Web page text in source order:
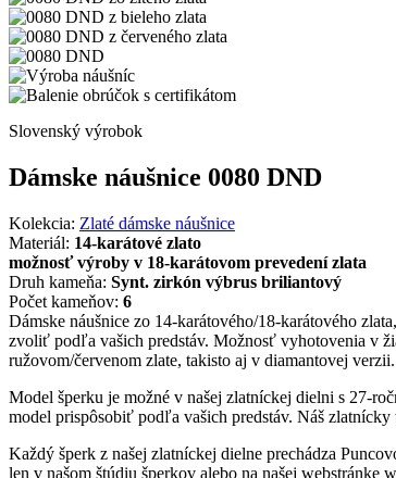
Slovenský výrobok
Dámske náušnice 0080 DND
Kolekcia: Zlaté dámske náušnice
Materiál: 14-karátové zlato
možnosť výroby v 18-karátovom prevedení zlata
Druh kameňa: Synt. zirkón výbrus briliantový
Počet kameňov: 6
Dámske náušnice zo 14-karátového/18-karátového
zvoliť podľa vašich predstáv. Možnosť vyhotovenia v
ružovom/červenom zlate, takisto aj v diamantovej verzii.
Model šperku je možné v našej zlatníckej dielni s 27-
model prispôsobiť podľa vašich predstáv. Náš
Každý šperk z našej zlatníckej dielne prechádza
len v našom štúdiu šperkov alebo na našej